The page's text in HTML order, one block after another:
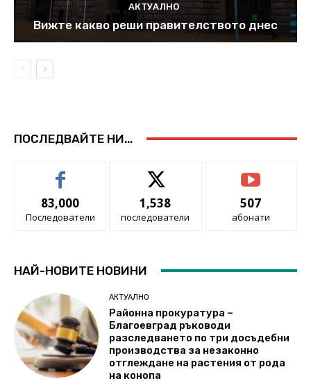
АКТУАЛНО
Вижте какво реши правителството днес
ПОСЛЕДВАЙТЕ НИ...
83,000
Последователи
1,538
последователи
507
абонати
НАЙ-НОВИТЕ НОВИНИ
АКТУАЛНО
Районна прокуратура –
Благоевград ръководи
разследването по три досъдебни
производства за незаконно
отглеждане на растения от рода
на конопа